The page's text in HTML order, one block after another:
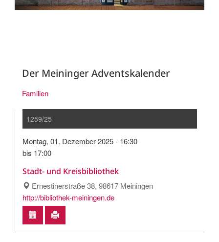
Der Meininger Adventskalender
Familien
1259/25
Montag, 01. Dezember 2025 - 16:30
bis 17:00
Stadt- und Kreisbibliothek
Ernestinerstraße 38, 98617 Meiningen
http://bibliothek-meiningen.de